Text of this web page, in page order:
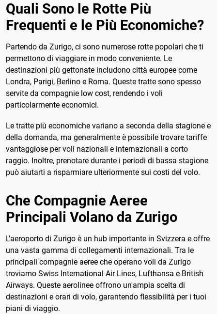
Quali Sono le Rotte Più
Frequenti e le Più Economiche?
Partendo da Zurigo, ci sono numerose rotte popolari che ti
permettono di viaggiare in modo conveniente. Le
destinazioni più gettonate includono città europee come
Londra, Parigi, Berlino e Roma. Queste tratte sono spesso
servite da compagnie low cost, rendendo i voli
particolarmente economici.
Le tratte più economiche variano a seconda della stagione e
della domanda, ma generalmente è possibile trovare tariffe
vantaggiose per voli nazionali e internazionali a corto
raggio. Inoltre, prenotare durante i periodi di bassa stagione
può aiutarti a risparmiare ulteriormente sui costi del volo.
Che Compagnie Aeree
Principali Volano da Zurigo
L'aeroporto di Zurigo è un hub importante in Svizzera e offre
una vasta gamma di collegamenti internazionali. Tra le
principali compagnie aeree che operano voli da Zurigo
troviamo Swiss International Air Lines, Lufthansa e British
Airways. Queste aerolinee offrono un'ampia scelta di
destinazioni e orari di volo, garantendo flessibilità per i tuoi
piani di viaggio.